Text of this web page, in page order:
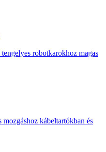
robotkarokhoz magas
kábeltartókban és